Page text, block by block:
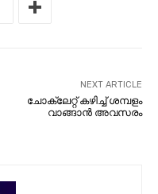
NEXT ARTICLE
ചോക്ലേറ്റ് കഴിച്ച് ശമ്പളം
വാങ്ങാൻ അവസരം